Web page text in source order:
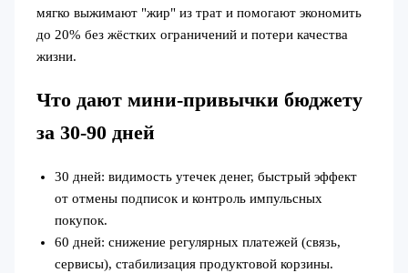
мягко выжимают "жир" из трат и помогают экономить
до 20% без жёстких ограничений и потери качества
жизни.
Что дают мини‑привычки бюджету
за 30-90 дней
30 дней: видимость утечек денег, быстрый эффект
от отмены подписок и контроль импульсных
покупок.
60 дней: снижение регулярных платежей (связь,
сервисы), стабилизация продуктовой корзины.